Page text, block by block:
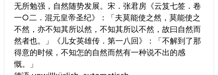
无所勉强，自然随势发展。宋．张君房《云笈七签．卷
一○二．混元皇帝圣纪》：「夫莫能使之然，莫能使之
不然，亦不知其所以然，不知其所以不然，故曰自然而
然者也。」《儿女英雄传．第一八回》：「不解到了那
得意的时候，不知怎的自然而然有一种说不出的感
慨。」